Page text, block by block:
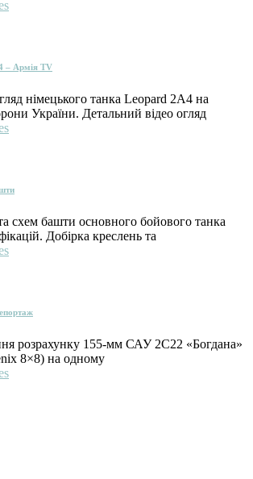
– Армія TV
німецького танка Leopard 2A4 на
України. Детальний відео огляд
схем башти основного бойового танка
Добірка креслень та
розрахунку 155-мм САУ 2С22 «Богдана»
8×8) на одному